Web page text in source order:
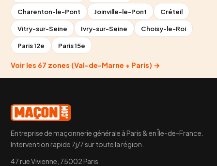
Charenton-le-Pont Joinville-le-Pont Créteil
Vitry-sur-Seine Ivry-sur-Seine Choisy-le-Roi
Paris 12e Paris 15e
Voir les 67 zones (Val-de-Marne + Paris) →
Entreprise de maçonnerie générale à Paris & en Île-de-France.
Intervention rapide 7j/7 sur toute la région.
47 rue Vivienne, 75002 Paris